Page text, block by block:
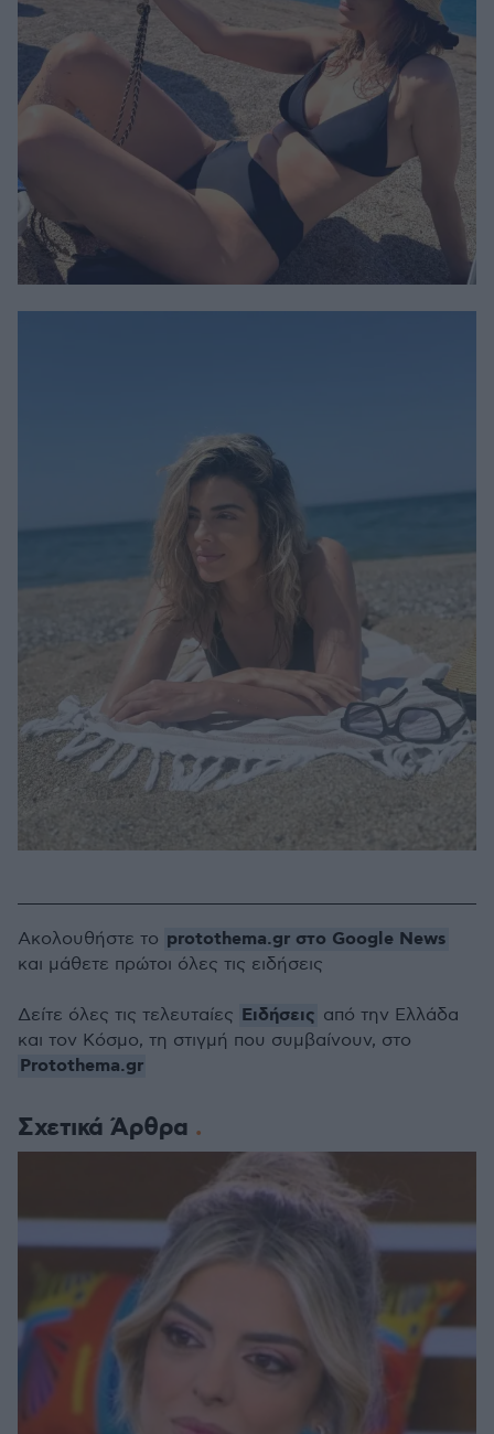
Σχετικά Άρθρα
Ακολουθήστε το protothema.gr στο Google News
και μάθετε πρώτοι όλες τις ειδήσεις
Δείτε όλες τις τελευταίες Ειδήσεις από την Ελλάδα
και τον Κόσμο, τη στιγμή που συμβαίνουν, στο
Protothema.gr